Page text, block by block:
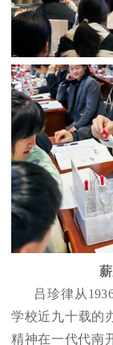
吕珍律从
学校近九十载的
精神在一代代南